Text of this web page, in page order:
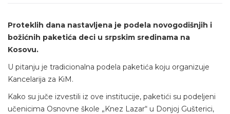
Proteklih dana nastavljena je podela novogodišnjih i
božićnih paketića deci u srpskim sredinama na
Kosovu.
U pitanju je tradicionalna podela paketića koju organizuje
Kancelarija za KiM.
Kako su juče izvestili iz ove institucije, paketići su podeljeni
učenicima Osnovne škole „Knez Lazar“ u Donjoj Gušterici,